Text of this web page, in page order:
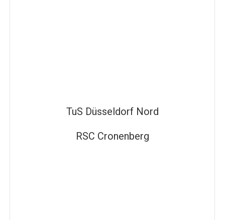
TuS Düsseldorf Nord
RSC Cronenberg